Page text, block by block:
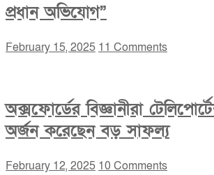
প্রধান অভিযোগ”
February 15, 2025 11 Comments
অক্সফোর্ডের বিজ্ঞানীরা
অর্জন করেছেন বড় সাফল্য
February 12, 2025 10 Comments